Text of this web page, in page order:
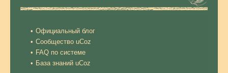
Официальный блог
Сообщество uCoz
FAQ по системе
База знаний uCoz